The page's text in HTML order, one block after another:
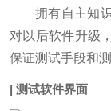
拥有自主知
对以后软件升级
保证测试手段和
| 测试软件界面